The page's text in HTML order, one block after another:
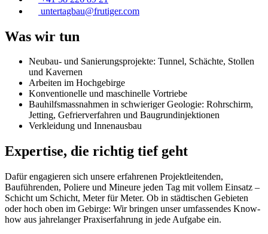
untertagbau@frutiger.com
Was wir tun
Neubau- und Sanierungsprojekte: Tunnel, Schächte, Stollen
und Kavernen
Arbeiten im Hochgebirge
Konventionelle und maschinelle Vortriebe
Bauhilfsmassnahmen in schwieriger Geologie: Rohrschirm,
Jetting, Gefrierverfahren und Baugrundinjektionen
Verkleidung und Innenausbau
Expertise, die richtig tief geht
Dafür engagieren sich unsere erfahrenen Projektleitenden,
Bauführenden, Poliere und Mineure jeden Tag mit vollem Einsatz –
Schicht um Schicht, Meter für Meter. Ob in städtischen Gebieten
oder hoch oben im Gebirge: Wir bringen unser umfassendes Know-
how aus jahrelanger Praxiserfahrung in jede Aufgabe ein.